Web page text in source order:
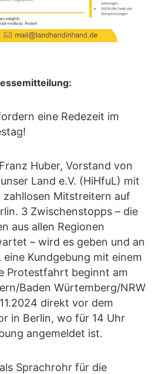
eine Redezeit im
Huber, Vorstand von
Land e.V. (HiHfuL) mit
zahllosen Mitstreitern auf
3 Zwischenstopps – die
aus allen Regionen
– wird es geben und an
eine Kundgebung mit einem
Protestfahrt beginnt am
Baden Würtemberg/NRW
direkt vor dem
in Berlin, wo für 14 Uhr
angemeldet ist.
Sprachrohr für die